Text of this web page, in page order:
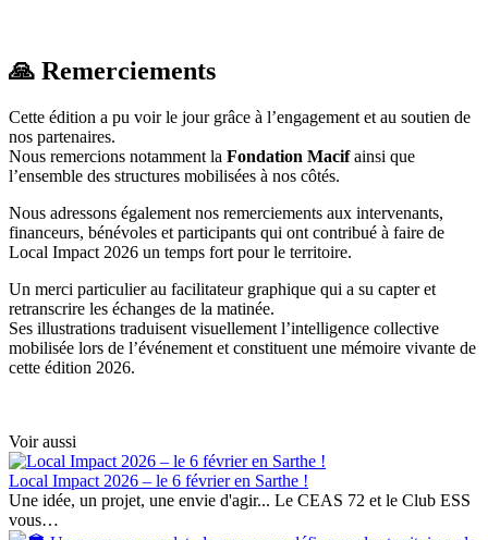
🙏 Remerciements
Cette édition a pu voir le jour grâce à l’engagement et au soutien de
nos partenaires.
Nous remercions notamment la Fondation Macifainsi que
l’ensemble des structures mobilisées à nos côtés.
Nous adressons également nos remerciements aux intervenants,
financeurs, bénévoles et participants qui ont contribué à faire de
Local Impact 2026 un temps fort pour le territoire.
Un merci particulier au facilitateur graphique qui a su capter et
retranscrire les échanges de la matinée.
Ses illustrations traduisent visuellement l’intelligence collective
mobilisée lors de l’événement et constituent une mémoire vivante de
cette édition 2026.
Voir aussi
Local Impact 2026 – le 6 février en Sarthe !
Une idée, un projet, une envie d'agir... Le CEAS 72 et le Club ESS
vous…